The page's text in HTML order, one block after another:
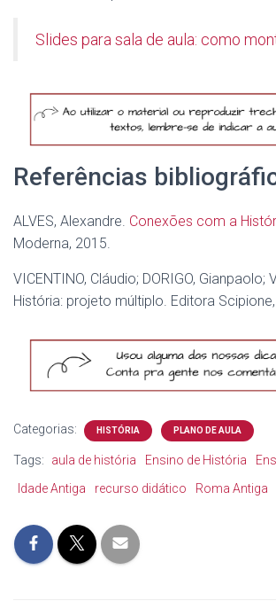
Slides para sala de aula: como
Referências
ALVES, Alexandre. Conexões com a
Moderna, 2015.
VICENTINO, Cláudio; DORIGO, Gianpaolo;
História: projeto múltiplo. Editora Scipione,
Categorias: HISTÓRIA PLANO DE AULA
Tags: aula de história Ensino de História
Idade Antiga
recurso didático Roma Antiga